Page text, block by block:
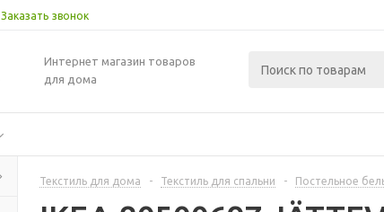
Заказать звонок
Интернет магазин товаров
для дома
Текстиль для дома - Текстиль для спальни - Постельное